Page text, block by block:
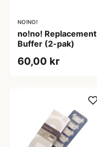
NO!NO!
no!no! Replacement
Buffer (2-pak)
60,00 kr